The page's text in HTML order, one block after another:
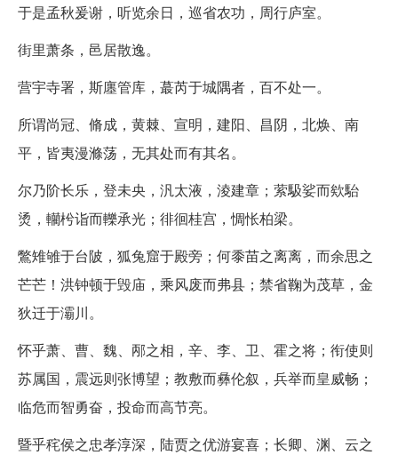
于是孟秋爰谢，听览余日，巡省农功，周行庐室。
街里萧条，邑居散逸。
营宇寺署，斯廛管库，蕞芮于城隅者，百不处一。
所谓尚冠、脩成，黄棘、宣明，建阳、昌阴，北焕、南
平，皆夷漫滌荡，无其处而有其名。
尔乃阶长乐，登未央，汎太液，淩建章；萦馺娑而欸駘
烫，轥枍诣而轢承光；徘徊桂宫，惆怅柏梁。
鷩雉雊于台陂，狐兔窟于殿旁；何黍苗之离离，而余思之
芒芒！洪钟顿于毁庙，乘风废而弗县；禁省鞠为茂草，金
狄迁于灞川。
怀乎萧、曹、魏、邴之相，辛、李、卫、霍之将；衔使则
苏属国，震远则张博望；教敷而彝伦叙，兵举而皇威畅；
临危而智勇奋，投命而高节亮。
暨乎秺侯之忠孝淳深，陆贾之优游宴喜；长卿、渊、云之